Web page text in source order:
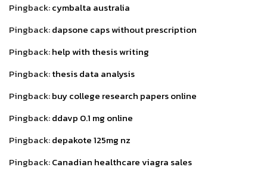
Pingback:cymbalta australia
Pingback:dapsone caps without prescription
Pingback:help with thesis writing
Pingback:thesis data analysis
Pingback:buy college research papers online
Pingback:ddavp 0.1 mg online
Pingback:depakote 125mg nz
Pingback:Canadian healthcare viagra sales